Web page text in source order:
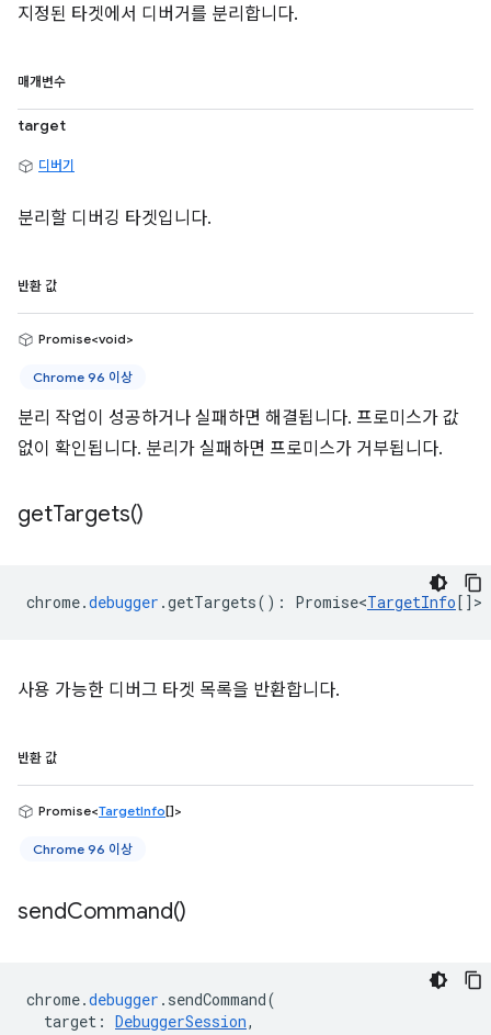
지정된 타겟에서 디버거를 분리합니다.
매개변수
target
디버기
분리할 디버깅 타겟입니다.
반환 값
Promise<void>
Chrome 96 이상
분리 작업이 성공하거나 실패하면 해결됩니다. 프로미스가 값
없이 확인됩니다. 분리가 실패하면 프로미스가 거부됩니다.
getTargets()
chrome.debugger .getTargets() : Promise<TargetInfo[] >
사용 가능한 디버그 타겟 목록을 반환합니다.
반환 값
Promise<TargetInfo[]>
Chrome 96 이상
sendCommand()
chrome.debugger . sendCommand(
target : DebuggerSession,